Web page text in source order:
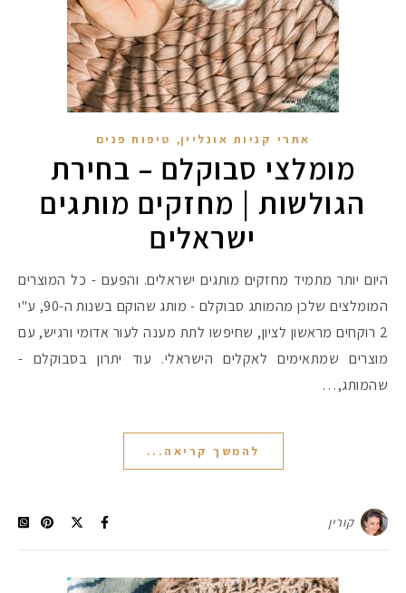
אתרי קניות אונליין, טיפוח פנים
מומלצי סבוקלם – בחירת
הגולשות | מחזקים מותגים
ישראלים
היום יותר מתמיד מחזקים מותגים ישראלים. והפעם - כל המוצרים
המומלצים שלכן מהמותג סבוקלם - מותג שהוקם בשנות ה-90, ע"י
2 רוקחים מראשון לציון, שחיפשו לתת מענה לעור אדומי ורגיש, עם
מוצרים שמתאימים לאקלים הישראלי. עוד יתרון בסבוקלם -
שהמותג,…
להמשך קריאה...
קורין